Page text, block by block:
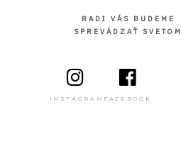
RADI VÁS BUDEME
SPREVÁDZAŤ SVETOM
INSTAGRAM FACEBOOK